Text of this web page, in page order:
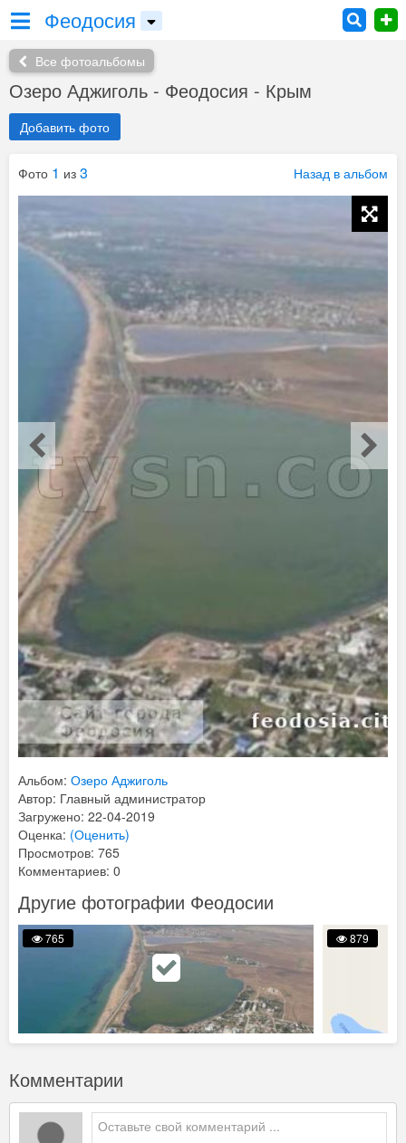
Феодосия
Все фотоальбомы
Озеро Аджиголь - Феодосия - Крым
Добавить фото
Фото 1 из 3 Назад в альбом
Альбом: Озеро Аджиголь
Автор: Главный администратор
Загружено: 22-04-2019
Оценка: (Оценить)
Просмотров: 765
Комментариев: 0
Другие фотографии Феодосии
765 879
Комментарии